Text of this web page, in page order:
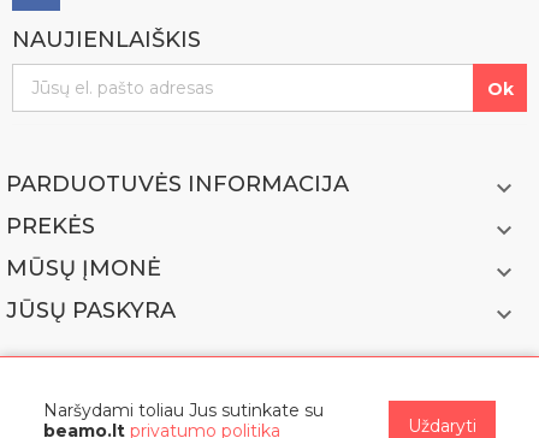
NAUJIENLAIŠKIS
PARDUOTUVĖS INFORMACIJA 
PREKĖS 
MŪSŲ ĮMONĖ 
JŪSŲ PASKYRA 
© 2022 BEAMO
Naršydami toliau Jus sutinkate su
beamo.lt privatumo politika Uždaryti